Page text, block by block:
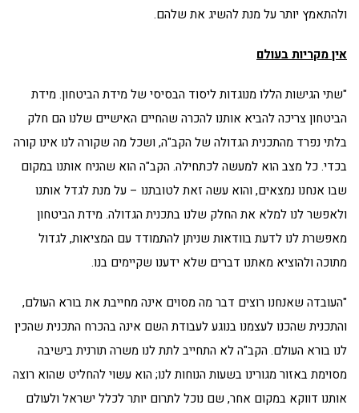
ולהתאמץ יותר על מנת להשיג את שלהם.
אין מקריות בעולם
"שתי הגישות הללו מנוגדות ליסוד הבסיסי של מידת הביטחון. מידת
הביטחון צריכה להביא אותנו להכרה שהחיים האישיים שלנו הם חלק
בלתי נפרד מהתכנית הגדולה של הקב"ה, ושכל מה שקורה לנו אינו קורה
בכדי. כל מצב הוא למעשה לכתחילה. הקב"ה הוא שהניח אותנו במקום
שבו אנחנו נמצאים, והוא עשה זאת לטובתנו – על מנת לגדל אותנו
ולאפשר לנו למלא את החלק שלנו בתכנית הגדולה. מידת הביטחון
מאפשרת לנו לדעת בוודאות שניתן להתמודד עם המציאות, לגדול
מתוכה ולהוציא מאתנו דברים שלא ידענו שקיימים בנו.
"העובדה שאנחנו רוצים דבר מה מסוים אינה מחייבת את בורא העולם,
והתכנית שהכנו לעצמנו בנוגע לעבודת השם אינה בהכרח התכנית שהכין
לנו בורא העולם. הקב"ה לא התחייב לתת לנו משרה תורנית בישיבה
מסוימת באזור מגורינו בשעות הנוחות לנו; הוא עשוי להחליט שהוא רוצה
אותנו דווקא במקום אחר, שם נוכל לתרום יותר לכלל ישראל ולעולם